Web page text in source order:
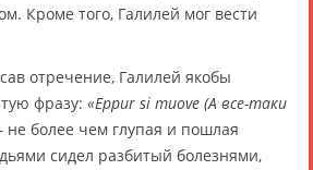
Кроме того, Галилей мог вести
отречение, Галилей якобы
фразу: «Eppur si muove (А все-таки
более чем глупая и пошлая
сидел разбитый болезнями,